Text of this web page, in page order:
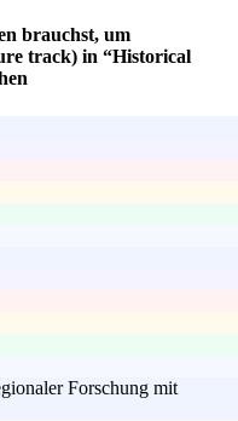
brauchst, um
track) in “Historical
Forschung mit